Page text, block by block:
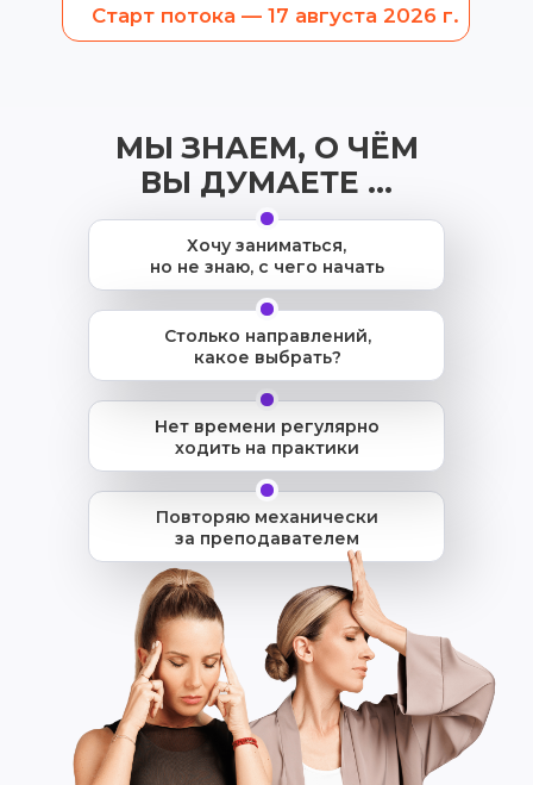
МЫ ЗНАЕМ, О ЧЁМ
ВЫ ДУМАЕТЕ ...
Нет времени регулярно
ходить на практики
Повторяю механически
за преподавателем
Хочу заниматься,
но не знаю, с чего начать
Столько направлений,
какое выбрать?